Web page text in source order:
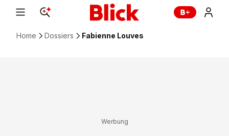
Home Dossiers Fabienne Louves